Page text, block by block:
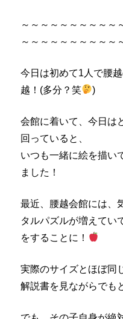
～～～～～～～～～～
～～～～～～～～～～
今日は初めて1人で腰
越！(多分？笑
)
会館に着いて、今日は
回っていると、
いつも一緒に絵を描い
ました！
最近、腰越会館には、
タルパズルが増えてい
をすることに！
実際のサイズとほぼ同
解説書を見ながらでも